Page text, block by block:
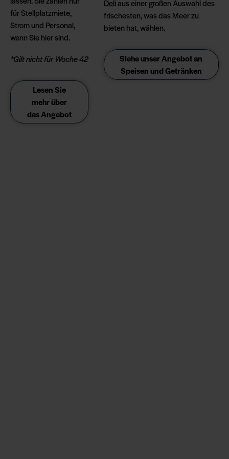
für Stellplatzmiete,
Strom und Personal,
wenn Sie hier sind.
*Gilt nicht für Woche 42
Lesen Sie
mehr über
das Angebot
Deliaus einer großen Auswahl des
frischesten, was das Meer zu
bieten hat, wählen.
Siehe unser Angebot an
Speisen und Getränken